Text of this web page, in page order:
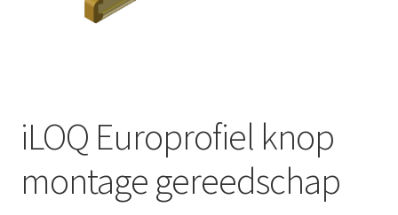
iLOQ Europrofiel knop
montage gereedschap